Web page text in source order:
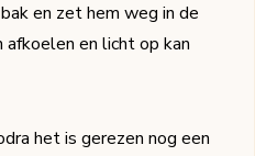
en zet hem weg in de
en licht op kan
het is gerezen nog een